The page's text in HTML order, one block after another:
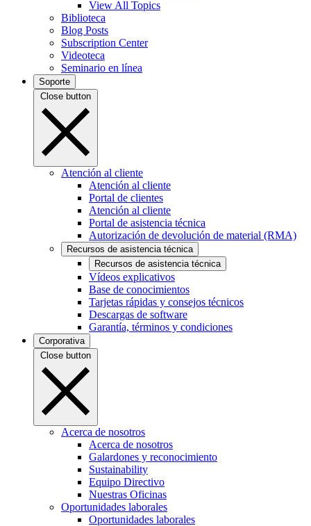
View All Topics
Biblioteca
Blog Posts
Subscription Center
Videoteca
Seminario en línea
Soporte
Close button
Atención al cliente
Atención al cliente
Portal de clientes
Atención al cliente
Portal de asistencia técnica
Autorización de devolución de material (RMA)
Recursos de asistencia técnica
Recursos de asistencia técnica
Vídeos explicativos
Base de conocimientos
Tarjetas rápidas y consejos técnicos
Descargas de software
Garantía, términos y condiciones
Corporativa
Close button
Acerca de nosotros
Acerca de nosotros
Galardones y reconocimiento
Sustainability
Equipo Directivo
Nuestras Oficinas
Oportunidades laborales
Oportunidades laborales